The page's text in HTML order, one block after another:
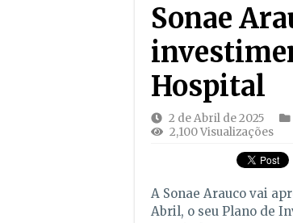
Sonae
Hospital
2 de Abril de 2025
2,100 Visualizações
A Sonae Arauco vai
Abril, o seu Plano de